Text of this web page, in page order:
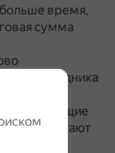
время,
сумма
проводника
работающие
получают